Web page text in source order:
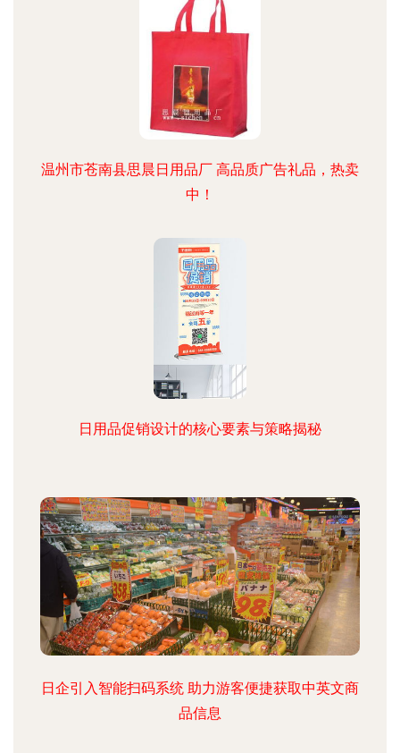
温州市苍南县思晨日用品厂 高品质广告礼品，热卖
中！
日用品促销设计的核心要素与策略揭秘
日企引入智能扫码系统 助力游客便捷获取中英文商
品信息